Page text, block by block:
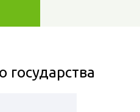
государства